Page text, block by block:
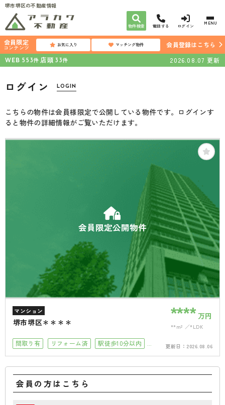
堺市堺区の不動産情報
物件検索 電話する ログイン MENU
会員限定
コンテンツ お気に入り マッチング物件
会員登録はこちら
WEB 553件 店頭 33件 2026.08.07 更新
ログイン LOGIN
こちらの物件は会員様限定で公開している物件です。ログインす
ると物件の詳細情報がご覧いただけます。
会員限定公開物件
マンション
堺市堺区＊＊＊＊ ****万円
**m² *LDK
間取り有 リフォーム済
駅徒歩10分以内
更新日： 2026.08.06
会員の方はこちら